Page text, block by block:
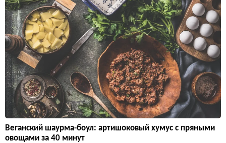
Веганский шаурма-боул: артишоковый хумус с пряными
овощами за 40 минут